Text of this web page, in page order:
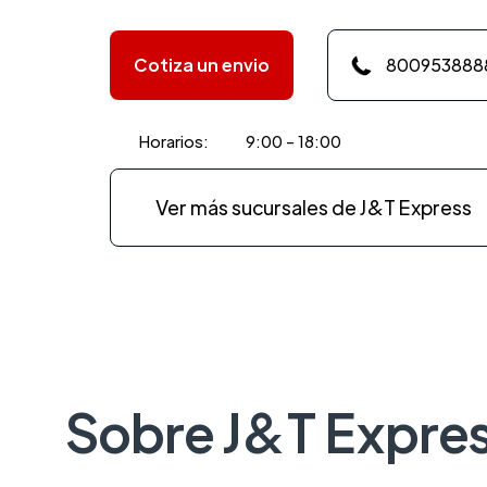
Cotiza un envio
Horarios: 9:00 - 18:00
Ver más sucursales de J&T Express
Sobre J&T